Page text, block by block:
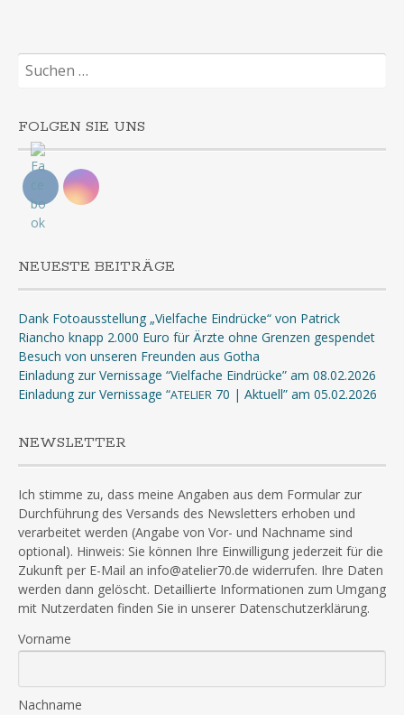
Suchen
nach:
FOLGEN SIE UNS
NEUESTE BEITRÄGE
Dank Fotoausstellung „Vielfache Eindrücke“ von Patrick
Riancho knapp 2.000 Euro für Ärzte ohne Grenzen gespendet
Besuch von unseren Freunden aus Gotha
Einladung zur Vernissage “Vielfache Eindrücke” am 08.02.2026
Einladung zur Vernissage “ATELIER 70 | Aktuell” am 05.02.2026
NEWSLETTER
Ich stimme zu, dass meine Angaben aus dem Formular zur
Durchführung des Versands des Newsletters erhoben und
verarbeitet werden (Angabe von Vor- und Nachname sind
optional). Hinweis: Sie können Ihre Einwilligung jederzeit für die
Zukunft per E-Mail an info@atelier70.de widerrufen. Ihre Daten
werden dann gelöscht. Detaillierte Informationen zum Umgang
mit Nutzerdaten finden Sie in unserer Datenschutzerklärung.
Vorname
Nachname